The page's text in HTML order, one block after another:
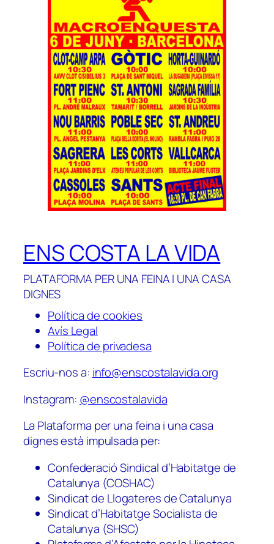
ENS COSTA LA VIDA
PLATAFORMA PER UNA FEINA I UNA CASA
DIGNES
Política de cookies
Avís Legal
Política de privadesa
Escriu-nos a: info@enscostalavida.org
Instagram: @enscostalavida
La Plataforma per una feina i una casa
dignes està impulsada per:
Confederació Sindical d’Habitatge de
Catalunya (COSHAC)
Sindicat de Llogateres de Catalunya
Sindicat d’Habitatge Socialista de
Catalunya (SHSC)